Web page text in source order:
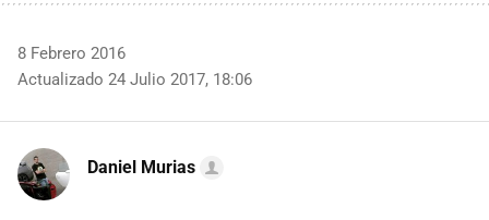
8 Febrero 2016
Actualizado 24 Julio 2017, 18:06
Daniel Murias